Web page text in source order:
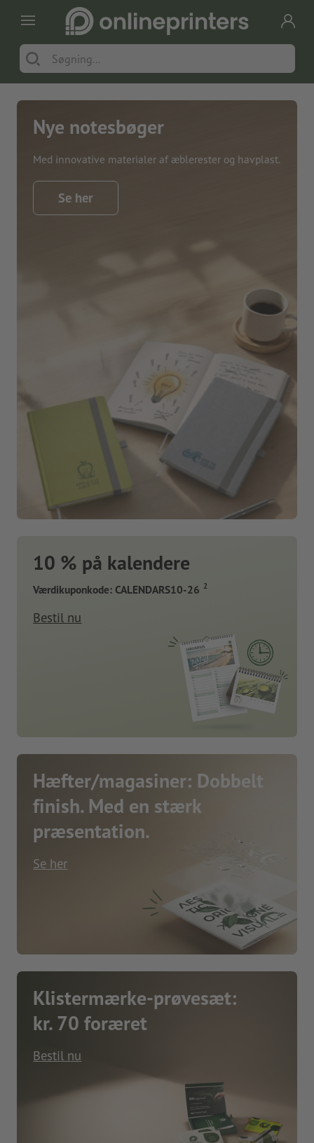
Nye notesbøger
Med innovative materialer af æblerester og havplast.
Se her
10 % på kalendere
Værdikuponkode: CALENDARS10-26 2
Bestil nu
Hæfter/magasiner: Dobbelt
finish. Med en stærk
præsentation.
Se her
Klistermærke-prøvesæt:
kr. 70 foræret
Bestil nu